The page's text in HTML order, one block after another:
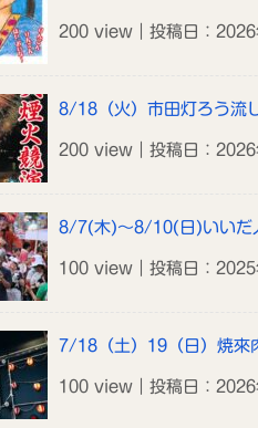
200 view｜投稿日：2026
8/18（火）市田灯ろう流
200 view｜投稿日：2026
8/7(木)～8/10(日)いいだ
100 view｜投稿日：2025
7/18（土）19（日）焼來
100 view｜投稿日：2026